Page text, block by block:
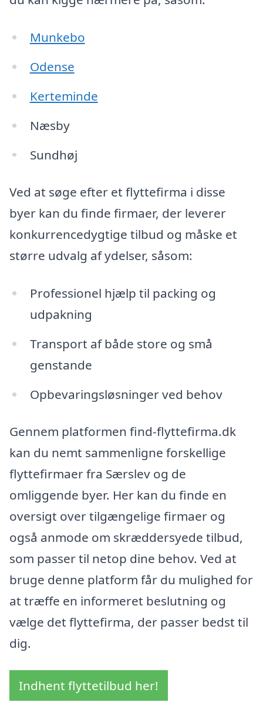
Munkebo
Odense
Kerteminde
Næsby
Sundhøj
Ved at søge efter et flyttefirma i disse
byer kan du finde firmaer, der leverer
konkurrencedygtige tilbud og måske et
større udvalg af ydelser, såsom:
Professionel hjælp til packing og
udpakning
Transport af både store og små
genstande
Opbevaringsløsninger ved behov
Gennem platformen find-flyttefirma.dk
kan du nemt sammenligne forskellige
flyttefirmaer fra Særslev og de
omliggende byer. Her kan du finde en
oversigt over tilgængelige firmaer og
også anmode om skræddersyede tilbud,
som passer til netop dine behov. Ved at
bruge denne platform får du mulighed for
at træffe en informeret beslutning og
vælge det flyttefirma, der passer bedst til
dig.
Indhent flyttetilbud her!